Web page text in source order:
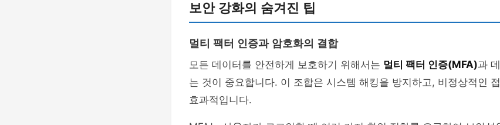
보안 강화의 숨겨진 팁
멀티 팩터 인증과 암호화의 결합
모든 데이터를 안전하게 보호하기 위해서는 멀티 팩터 인증(MFA)과
는 것이 중요합니다. 이 조합은 시스템 해킹을 방지하고, 비정상적인
효과적입니다.